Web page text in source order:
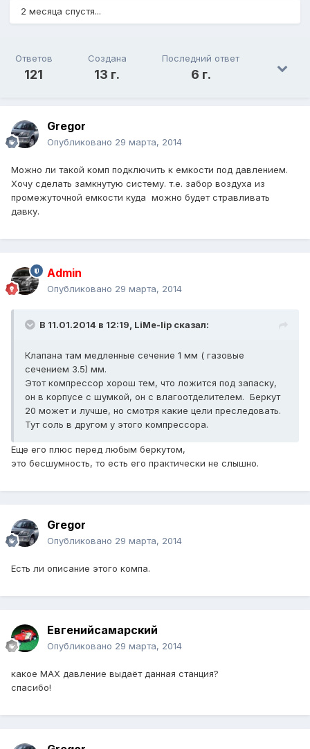
2 месяца спустя...
Ответов
121
Создана
13 г.
Последний ответ
6 г.
Gregor
Опубликовано 29 марта, 2014
Можно ли такой комп подключить к емкости под давлением.
Хочу сделать замкнутую систему. т.е. забор воздуха из
промежуточной емкости куда можно будет стравливать
давку.
Admin
Опубликовано 29 марта, 2014
В 11.01.2014 в 12:19, LiMe-lip сказал:
Клапана там медленные сечение 1 мм ( газовые
сечением 3.5) мм.
Этот компрессор хорош тем, что ложится под запаску,
он в корпусе с шумкой, он с влагоотделителем. Беркут
20 может и лучше, но смотря какие цели преследовать.
Тут соль в другом у этого компрессора.
Еще его плюс перед любым беркутом,
это бесшумность, то есть его практически не слышно.
Gregor
Опубликовано 29 марта, 2014
Есть ли описание этого компа.
Евгенийсамарский
Опубликовано 29 марта, 2014
какое МАХ давление выдаёт данная станция?
спасибо!